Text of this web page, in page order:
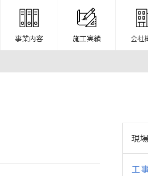
事業内容 施工実績 会社
現
工